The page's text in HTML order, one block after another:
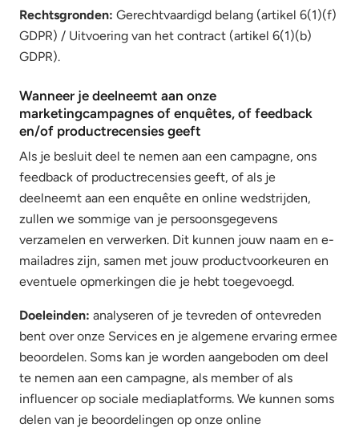
Rechtsgronden: Gerechtvaardigd belang (artikel 6(1)(f)
GDPR) / Uitvoering van het contract (artikel 6(1)(b)
GDPR).
Wanneer je deelneemt aan onze
marketingcampagnes of enquêtes, of feedback
en/of productrecensies geeft
Als je besluit deel te nemen aan een campagne, ons
feedback of productrecensies geeft, of als je
deelneemt aan een enquête en online wedstrijden,
zullen we sommige van je persoonsgegevens
verzamelen en verwerken. Dit kunnen jouw naam en e-
mailadres zijn, samen met jouw productvoorkeuren en
eventuele opmerkingen die je hebt toegevoegd.
Doeleinden: analyseren of je tevreden of ontevreden
bent over onze Services en je algemene ervaring ermee
beoordelen. Soms kan je worden aangeboden om deel
te nemen aan een campagne, als member of als
influencer op sociale mediaplatforms. We kunnen soms
delen van je beoordelingen op onze online